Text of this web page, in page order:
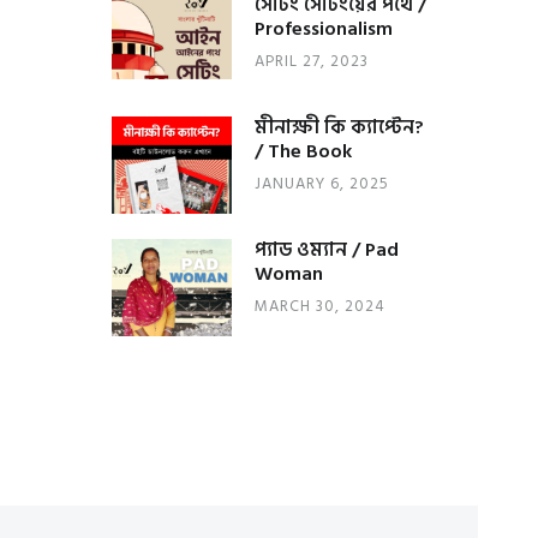
Professionalism
APRIL 27, 2023
মীনাক্ষী কি ক্যাপ্টেন?
/ The Book
JANUARY 6, 2025
প্যাড ওম্যান / Pad
Woman
MARCH 30, 2024